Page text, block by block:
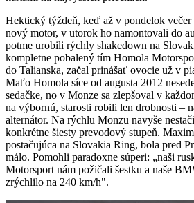
Hektický týždeň, keď až v pondelok
nový motor, v utorok ho namontovali do
potme urobili rýchly shakedown na
kompletne pobalený tím Homola
do Talianska, začal prinášať ovocie už v
Maťo Homola síce od augusta 2012
sedačke, no v Monze sa zlepšoval v
na výbornú, starosti robili len drobnosti –
alternátor. Na rýchlu Monzu navyše
konkrétne šiesty prevodový stupeň.
postačujúca na Slovakia Ring, bola pred
málo. Pomohli paradoxne súperi: „naši
Motorsport nám požičali šestku a naše
zrýchlilo na 240 km/h".